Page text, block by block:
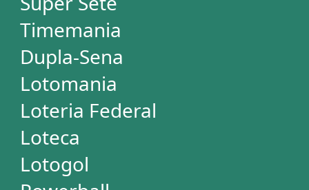
Quina
+Milionária
Dia de Sorte
Super Sete
Timemania
Dupla-Sena
Lotomania